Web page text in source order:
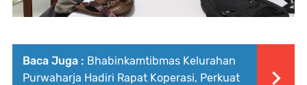
Baca Juga : Bhabinkamtibmas Kelurahan
Purwaharja Hadiri Rapat Koperasi, Perkuat